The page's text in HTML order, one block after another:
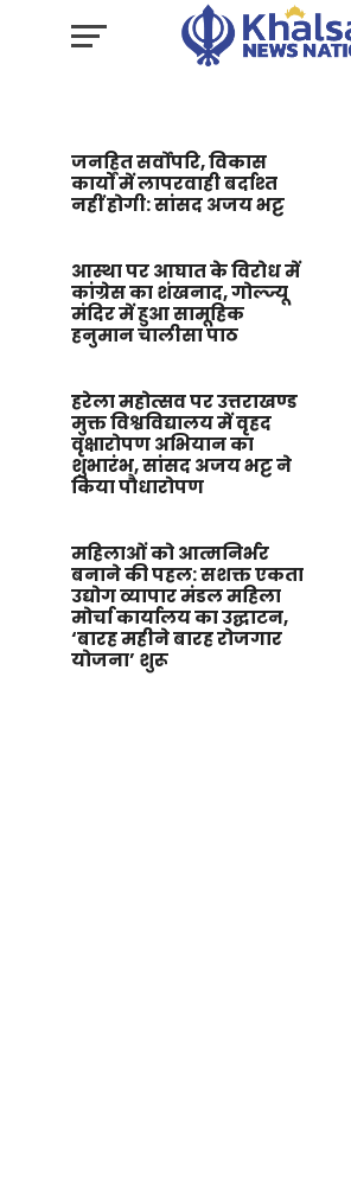
जनहित सर्वोपरि, विकास
कार्यों में लापरवाही बर्दाश्त
नहीं होगी: सांसद अजय भट्ट
आस्था पर आघात के विरोध में
कांग्रेस का शंखनाद, गोल्ज्यू
मंदिर में हुआ सामूहिक
हनुमान चालीसा पाठ
हरेला महोत्सव पर उत्तराखण्ड
मुक्त विश्वविद्यालय में वृहद
वृक्षारोपण अभियान का
शुभारंभ, सांसद अजय भट्ट ने
किया पौधारोपण
महिलाओं को आत्मनिर्भर
बनाने की पहल: सशक्त एकता
उद्योग व्यापार मंडल महिला
मोर्चा कार्यालय का उद्घाटन,
‘बारह महीने बारह रोजगार
योजना’ शुरू